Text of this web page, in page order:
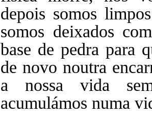
depois somos
somos deixados
base de pedra para
de novo noutra
a nossa vida
acumulámos numa